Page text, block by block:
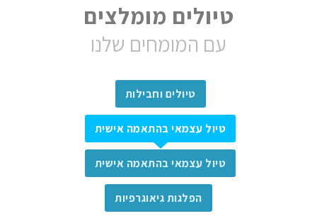
טיולים מומלצים
עם המומחים שלנו
טיולים וחבילות
טיול עצמאי בהתאמה אישית
טיול עצמאי בהתאמה אישית
הפלגות גיאוגרפיות